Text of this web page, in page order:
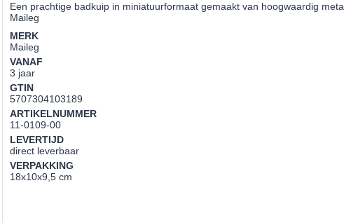
Een prachtige badkuip in miniatuurformaat gemaakt van hoogwaardig
Maileg
MERK
Maileg
VANAF
3 jaar
GTIN
5707304103189
ARTIKELNUMMER
11-0109-00
LEVERTIJD
direct leverbaar
VERPAKKING
18x10x9,5 cm